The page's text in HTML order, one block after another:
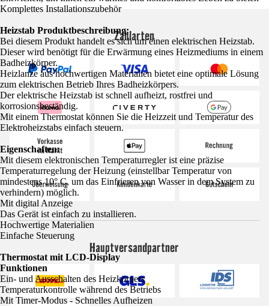
Komplettes Installationszubehör
Heizstab Produktbeschreibung:
Bei diesem Produkt handelt es sich um einen elektrischen Heizstab.
Dieser wird benötigt für die Erwärmung eines Heizmediums in einem
Badheizkörper.
Heizlanze aus hochwertigen Materialien bietet eine optimale Lösung
zum elektrischen Betrieb Ihres Badheizkörpers.
Der elektrische Heizstab ist schnell aufheizt, rostfrei und
korrosionsbeständig.
Mit einem Thermostat können Sie die Heizzeit und Temperatur des
Elektroheizstabs einfach steuern.
Eigenschaften:
Mit diesem elektronischen Temperaturregler ist eine präzise
Temperaturregelung der Heizung (einstellbar Temperatur von
mindestens 10° C, um das Einfrieren von Wasser in dem System zu
verhindern) möglich.
Mit digital Anzeige
Das Gerät ist einfach zu installieren.
Hochwertige Materialien
Einfache Steuerung
Thermostat mit LCD-Display
Funktionen
Ein- und Ausschalten des Heizkörpers
Temperaturkontrolle während des Betriebs
Mit Timer-Modus - Schnelles Aufheizen
Zahlarten
Hauptversandpartner